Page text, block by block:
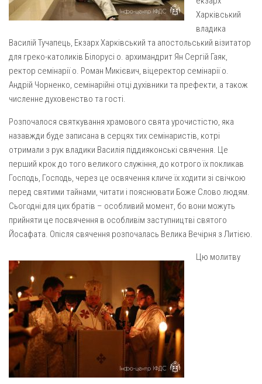
Вознесіння Господнього (м. Кобеляки)
Пророка Іллі (смт. Білики)
Різдва Пресвятої Богородиці (с. Вільховатка)
Св. Апостола Андрія Первозванного (с. Засулля)
Св. Миколая (с. Деменки)
Успіння Пресвятої Богородиці (м. Кременчук)
Успіння Пресвятої Богородиці (м. Лубни)
Парохії Сумської області
Введення в храм Богородиці (м. Суми)
Матері Божої Неустанної Помочі (м. Охтирка)
Монастирі
Свято-Покровський монастир оо Василіян
Свято-Івано-Павлівський монастир сестер Згромадження
Монастир сестер милосердя Св. Вінкентія. Дім Милосердя
Монастир Успення Пресвятої Богородиці Сестер Чину
Святого Василія Великого
Комісії
Катехитична комісія
Комісія у справах молоді
Харківський
владика
Василій Тучапець, Екзарх Харківський та апостольський візитатор
для греко-католиків Білорусі о. архимандрит Ян Сергій Гаяк,
ректор семінарії о. Роман Микієвич, віцеректор семінарії о.
Андрій Чорненко, семінарійні отці духівники та префекти, а також
численне духовенство та гості.
Розпочалося святкування храмового свята урочистістю, яка
назавжди буде записана в серцях тих семінаристів, котрі
отримали з рук владики Василія піддияконські свячення. Це
перший крок до того великого служіння, до котрого їх покликав
Господь, Господь, через це освячення кличе їх ходити зі свічкою
перед святими тайнами, читати і пояснювати Боже Слово людям.
Сьогодні для цих братів – особливий момент, бо вони можуть
прийняти це посвячення в особливім заступництві святого
Йосафата. Опісля свячення розпочалась Велика Вечірня з Литією.
Цю молитву